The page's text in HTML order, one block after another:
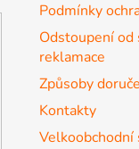
Podmínky
Odstoupení od
reklamace
Způsoby
Kontakty
Velkoobchodní